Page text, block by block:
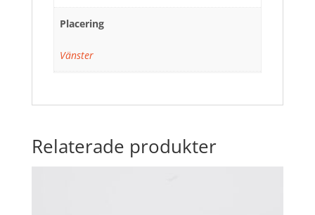
Placering
Vänster
Relaterade produkter